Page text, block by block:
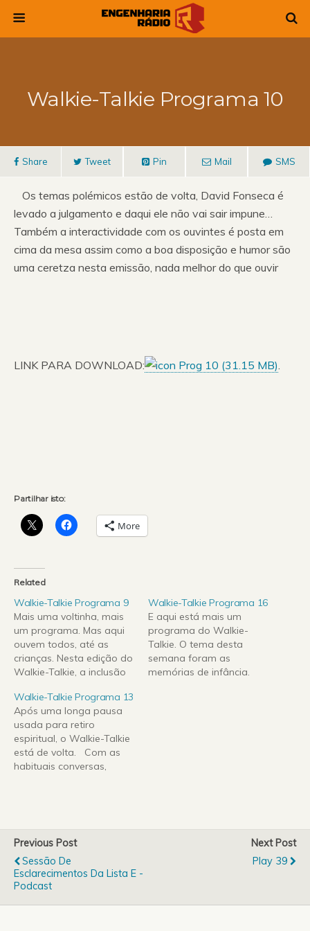
Walkie-Talkie Programa 10
Share Tweet Pin Mail SMS
Os temas polémicos estão de volta, David Fonseca é
levado a julgamento e daqui ele não vai sair impune…
Também a interactividade com os ouvintes é posta em
cima da mesa assim como a boa disposição e humor são
uma ceretza nesta emissão, nada melhor do que ouvir
LINK PARA DOWNLOAD: Prog 10 (31.15 MB).
Partilhar isto:
More
Related
Walkie-Talkie Programa 9
Mais uma voltinha, mais
um programa. Mas aqui
ouvem todos, até as
crianças. Nesta edição do
Walkie-Talkie, a inclusão
Oiçam a emissão para
saberem mais Walkie-
Talkie_Prog_9 (22.62 MB)
Walkie-Talkie Programa 16
E aqui está mais um
programa do Walkie-
Talkie. O tema desta
semana foram as
memórias de infância.
Walkie-Talkie Programa 13
Após uma longa pausa
usada para retiro
espiritual, o Walkie-Talkie
está de volta. Com as
habituais conversas,
regresso à década
passada e um relato do
que certamente é
partilhado por todos nós,
são o tema…
Previous Post
Sessão De
Esclarecimentos Da Lista E -
Podcast
Next Post
Play 39